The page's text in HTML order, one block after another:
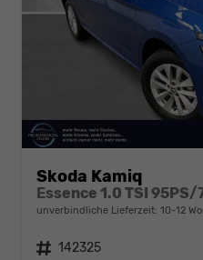
Skoda Kamiq
Essence 1.0 TSI 95PS/
unverbindliche Lieferzeit: 10-12
Fahrzeugnr. 142325